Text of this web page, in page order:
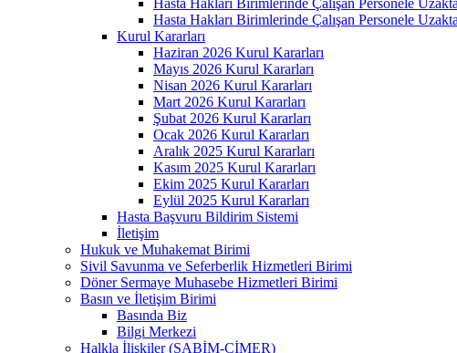
Hasta Hakları Birimlerinde Çalışan Personele
Kurul Kararları
Haziran 2026 Kurul Kararları
Mayıs 2026 Kurul Kararları
Nisan 2026 Kurul Kararları
Mart 2026 Kurul Kararları
Şubat 2026 Kurul Kararları
Ocak 2026 Kurul Kararları
Aralık 2025 Kurul Kararları
Kasım 2025 Kurul Kararları
Ekim 2025 Kurul Kararları
Eylül 2025 Kurul Kararları
Hasta Başvuru Bildirim Sistemi
İletişim
Hukuk ve Muhakemat Birimi
Sivil Savunma ve Seferberlik Hizmetleri Birimi
Döner Sermaye Muhasebe Hizmetleri Birimi
Basın ve İletişim Birimi
Basında Biz
Bilgi Merkezi
Halkla İlişkiler (SABİM-CİMER)